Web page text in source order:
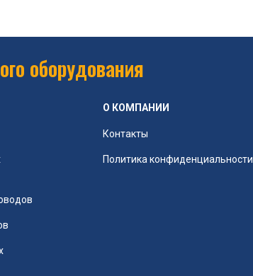
оборудования
О КОМПАНИИ
Контакты
Политика конфиденциальности